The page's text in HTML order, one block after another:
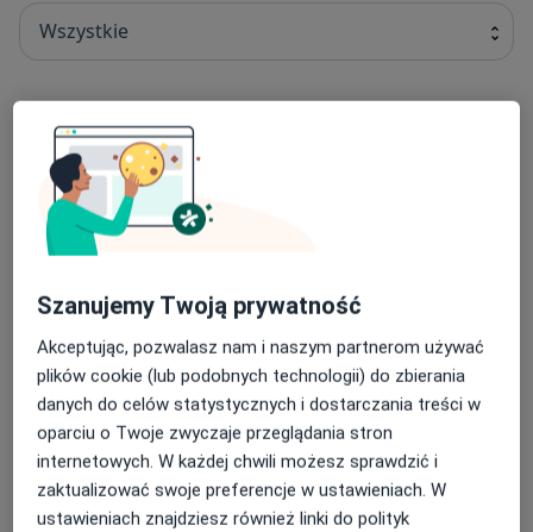
Do zobaczenia!:)
Wszystkie
Implanty
Od 3 500 zł
Szczegóły
Umów
Wybielanie zębów
Od 1 500 zł
SzczegółyWybielanie zębów
Umów
Konsultacja endodontyczna
Od 150 zł
Szczegółykonsultacja endodontyczna
Popularna
Szanujemy Twoją prywatność
Akceptując, pozwalasz nam i naszym partnerom używać
plików cookie (lub podobnych technologii) do zbierania
danych do celów statystycznych i dostarczania treści w
oparciu o Twoje zwyczaje przeglądania stron
internetowych. W każdej chwili możesz sprawdzić i
zaktualizować swoje preferencje w ustawieniach. W
ustawieniach znajdziesz również linki do polityk